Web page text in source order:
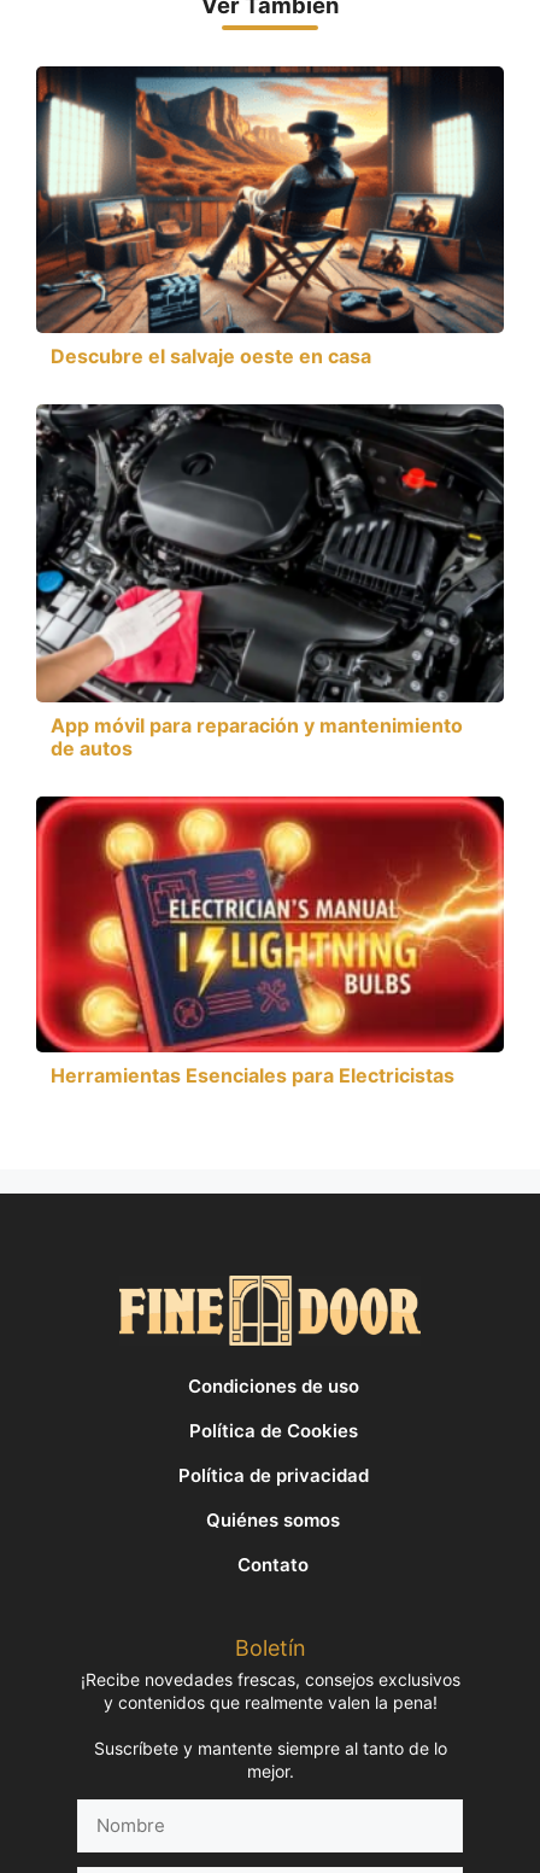
Descubre el salvaje oeste en casa
App móvil para reparación y mantenimiento
de autos
Herramientas Esenciales para Electricistas
Condiciones de uso
Política de Cookies
Política de privacidad
Quiénes somos
Contato
Boletín
¡Recibe novedades frescas, consejos exclusivos
y contenidos que realmente valen la pena!
Suscríbete y mantente siempre al tanto de lo
mejor.